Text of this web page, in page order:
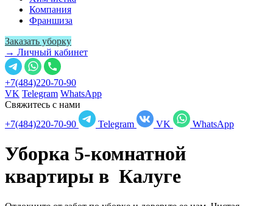
Компания
Франшиза
Заказать уборку
→ Личный кабинет
+7(484)220-70-90
VK Telegram WhatsApp
Свяжитесь с нами
+7(484)220-70-90
Telegram VK WhatsApp
Уборка 5-комнатной
квартиры в Калуге